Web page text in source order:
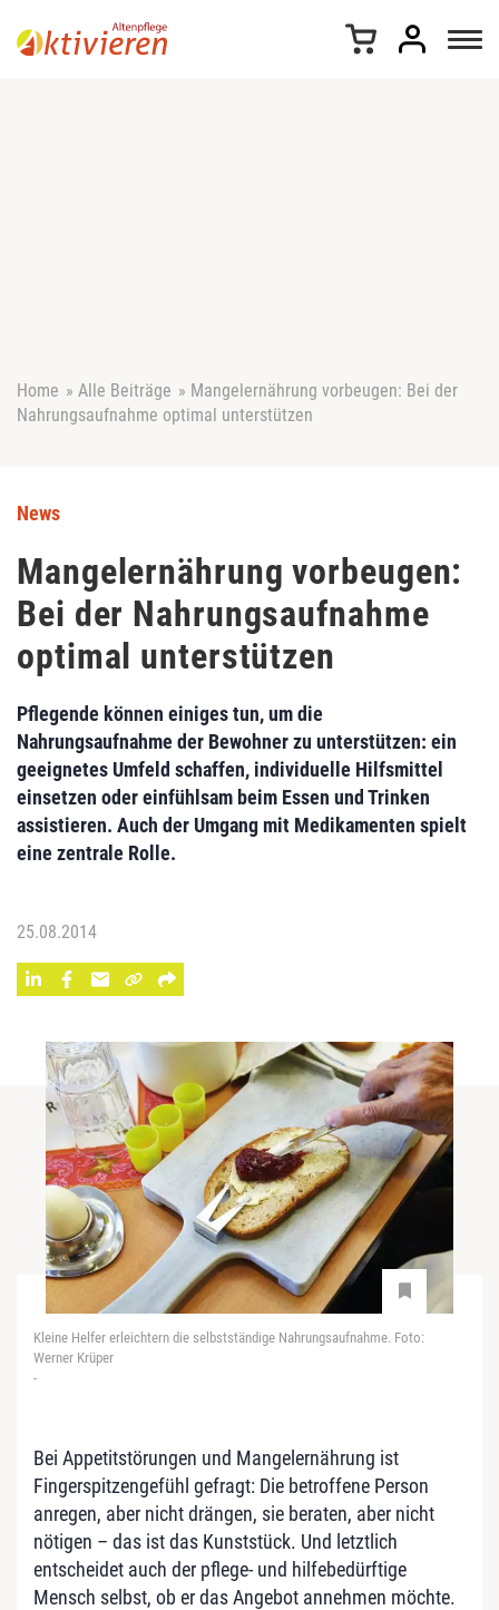
Home » Alle Beiträge » Mangelernährung vorbeugen: Bei der
Nahrungsaufnahme optimal unterstützen
News
Mangelernährung vorbeugen:
Bei der Nahrungsaufnahme
optimal unterstützen
Pflegende können einiges tun, um die
Nahrungsaufnahme der Bewohner zu unterstützen: ein
geeignetes Umfeld schaffen, individuelle Hilfsmittel
einsetzen oder einfühlsam beim Essen und Trinken
assistieren. Auch der Umgang mit Medikamenten spielt
eine zentrale Rolle.
25.08.2014
Kleine Helfer erleichtern die selbstständige Nahrungsaufnahme. Foto:
Werner Krüper
-
Bei Appetitstörungen und Mangelernährung ist
Fingerspitzengefühl gefragt: Die betroffene Person
anregen, aber nicht drängen, sie beraten, aber nicht
nötigen – das ist das Kunststück. Und letztlich
entscheidet auch der pflege- und hilfebedürftige
Mensch selbst, ob er das Angebot annehmen möchte.